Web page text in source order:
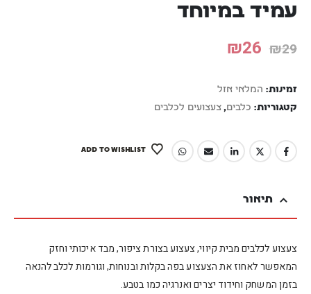
עמיד במיוחד
₪29
₪26
זמינות: המלאי אזל
קטגוריות: כלבים, צעצועים לכלבים
ADD TO WISHLIST
תיאור
צעצוע לכלבים מבית קיווי, צעצוע בצורת ציפור, מבד איכותי וחזק
המאפשר לאחוז את הצעצוע בפה בקלות ובנוחות, וגורמות לכלב להנאה
בזמן המשחק וחידוד יצרים ואנרגיה כמו בטבע.